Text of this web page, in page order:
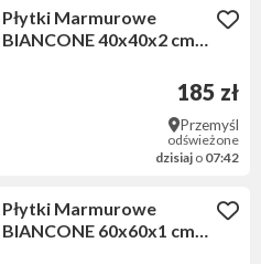
Płytki Marmurowe
BIANCONE 40x40x2 cm
185 zł
Przemyśl
odświeżone
dzisiaj o 07:42
Płytki Marmurowe
BIANCONE 60x60x1 cm